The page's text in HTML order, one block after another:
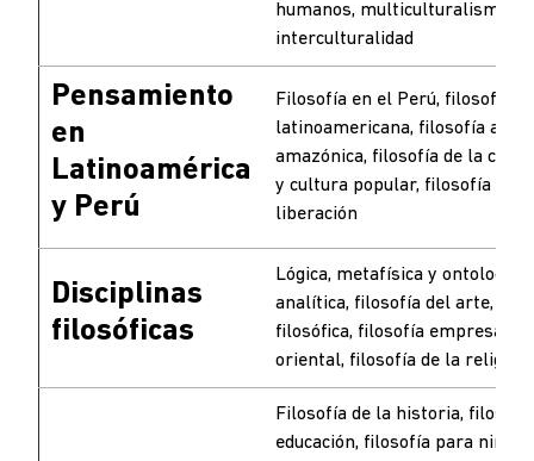
humanos, multiculturalismo e
interculturalidad
Pensamiento
en
Latinoamérica
y Perú
Filosofía en el Perú, filosofía
latinoamericana, filosofía
amazónica, filosofía de la
y cultura popular, filosofía de la
liberación
Disciplinas
filosóficas
Lógica, metafísica y ontología,
analítica, filosofía del arte,
filosófica, filosofía
oriental, filosofía de la religión
Filosofía de la historia,
educación, filosofía para niños,